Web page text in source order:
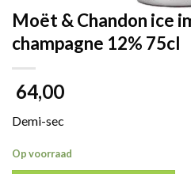
Moët & Chandon ice
champagne 12% 75cl
64,00
Demi-sec
Op voorraad